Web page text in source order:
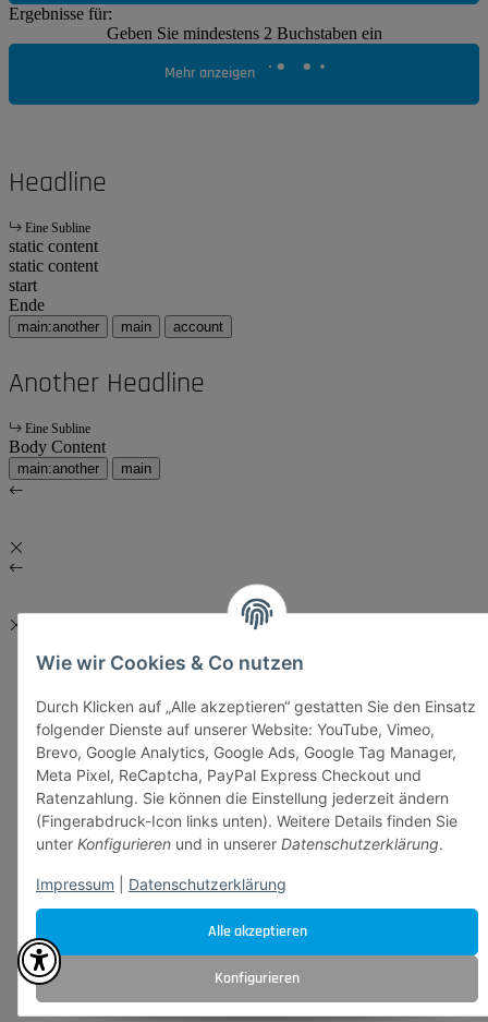
Alle akzeptieren
Konfigurieren
Wie wir Cookies & Co nutzen
Durch Klicken auf „Alle akzeptieren“ gestatten Sie den Einsatz
folgender Dienste auf unserer Website: YouTube, Vimeo,
Brevo, Google Analytics, Google Ads, Google Tag Manager,
Meta Pixel, ReCaptcha, PayPal Express Checkout und
Ratenzahlung. Sie können die Einstellung jederzeit ändern
(Fingerabdruck-Icon links unten). Weitere Details finden Sie
unter Konfigurieren und in unserer Datenschutzerklärung.
Impressum Datenschutzerklärung
Ergebnisse für:
Geben Sie mindestens 2 Buchstaben ein
Mehr anzeigen
Headline
Eine Subline
static content
static content
start
Ende
main:another main account
Another Headline
Eine Subline
Body Content
main:another main